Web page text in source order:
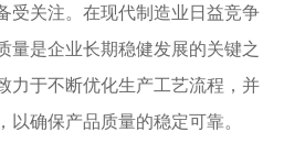
受关注。在现代制造业日益竞争
量是企业长期稳健发展的关键之
力于不断优化生产工艺流程，并
确保产品质量的稳定可靠。